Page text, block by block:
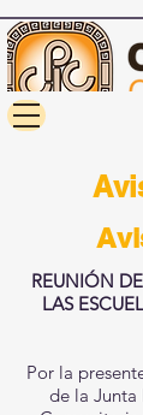
REUNIÓN
LAS
Por la
de la Junta